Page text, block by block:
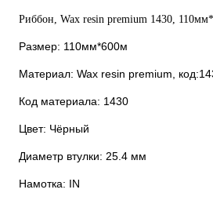
Риббон, Wax resin premium 1430,
Размер: 110мм*600м
Материал: Wax resin premium,
Код материала: 1430
Цвет: Чёрный
Диаметр втулки: 25.4 мм
Намотка: IN